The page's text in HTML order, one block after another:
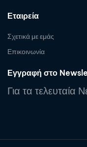
Εταιρεία
Σχετικά με εμάς
Επικοινωνία
Εγγραφή στο
Για τα τελευταία